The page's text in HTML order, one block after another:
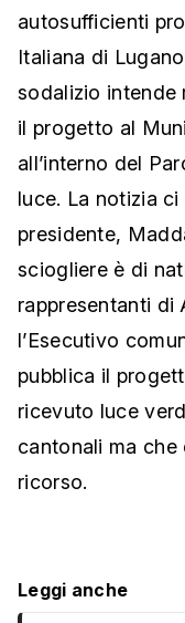
autosufficienti
Italiana di
sodalizio intende
il progetto al
all’interno del
luce. La notizia
presidente,
sciogliere è di
rappresentanti di
l’Esecutivo
pubblica il
ricevuto luce
cantonali ma
ricorso.
Leggi anche